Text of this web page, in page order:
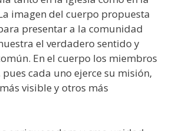
imagen del cuerpo propuesta
presentar a la comunidad
el verdadero sentido y
En el cuerpo los miembros
pues cada uno ejerce su misión,
visible y otros más